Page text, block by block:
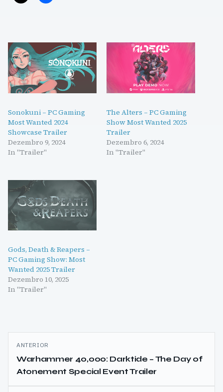
Sonokuni – PC Gaming
Most Wanted 2024
Showcase Trailer
Dezembro 9, 2024
In "Trailer"
The Alters – PC Gaming
Show Most Wanted 2025
Trailer
Dezembro 6, 2024
In "Trailer"
Gods, Death & Reapers –
PC Gaming Show: Most
Wanted 2025 Trailer
Dezembro 10, 2025
In "Trailer"
Navegação
de
artigos
ANTERIOR
Warhammer 40,000: Darktide – The Day of
Atonement Special Event Trailer